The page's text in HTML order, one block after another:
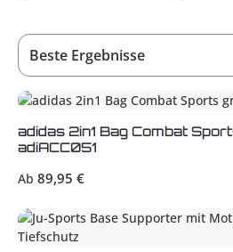
adidas 2in1 Bag Combat
adiACC051
Regulärer Preis:
Ab 89,95 €